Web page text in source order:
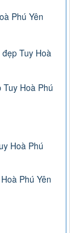
Phú Yên
Tuy Hoà
Hoà Phú
Hoà Phú
Phú Yên